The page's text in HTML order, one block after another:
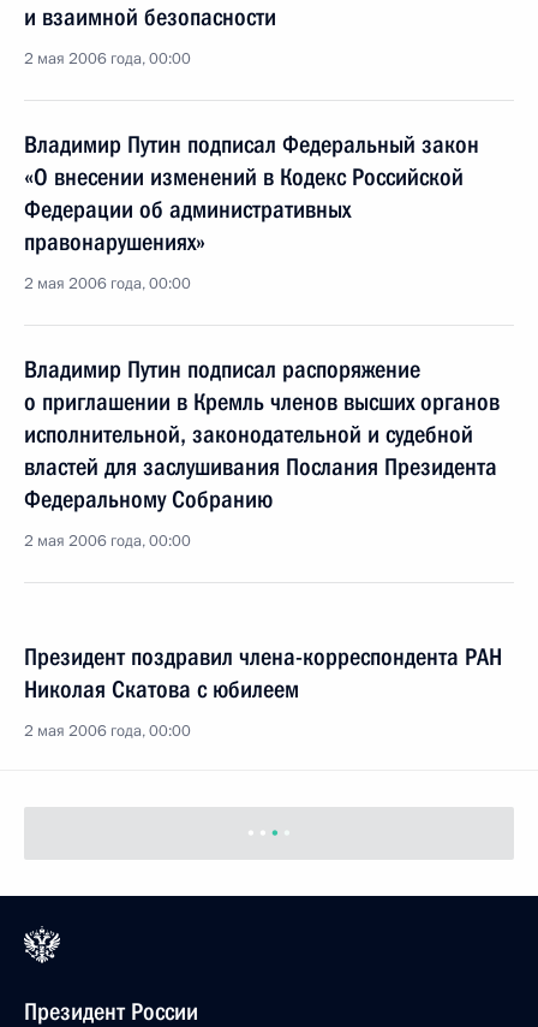
и взаимной безопасности
2 мая 2006 года, 00:00
Владимир Путин подписал Федеральный закон
«О внесении изменений в Кодекс Российской
Федерации об административных
правонарушениях»
2 мая 2006 года, 00:00
Владимир Путин подписал распоряжение
о приглашении в Кремль членов высших органов
исполнительной, законодательной и судебной
властей для заслушивания Послания Президента
Федеральному Собранию
2 мая 2006 года, 00:00
Президент поздравил члена-корреспондента РАН
Николая Скатова с юбилеем
2 мая 2006 года, 00:00
Президент России